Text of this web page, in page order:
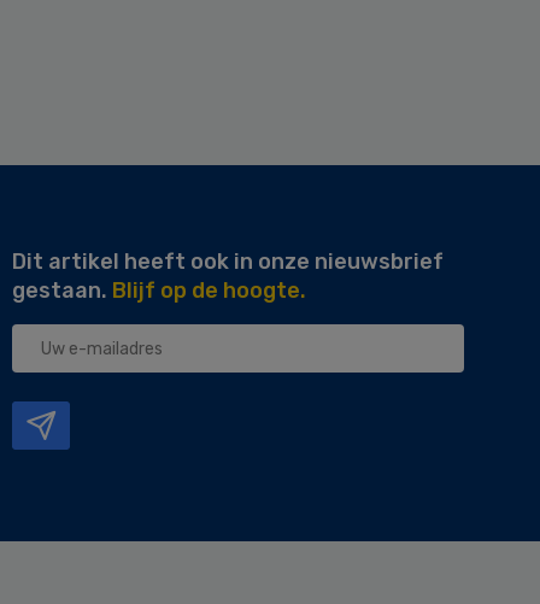
Dit artikel heeft ook in onze nieuwsbrief
gestaan. Blijf op de hoogte.
Uw